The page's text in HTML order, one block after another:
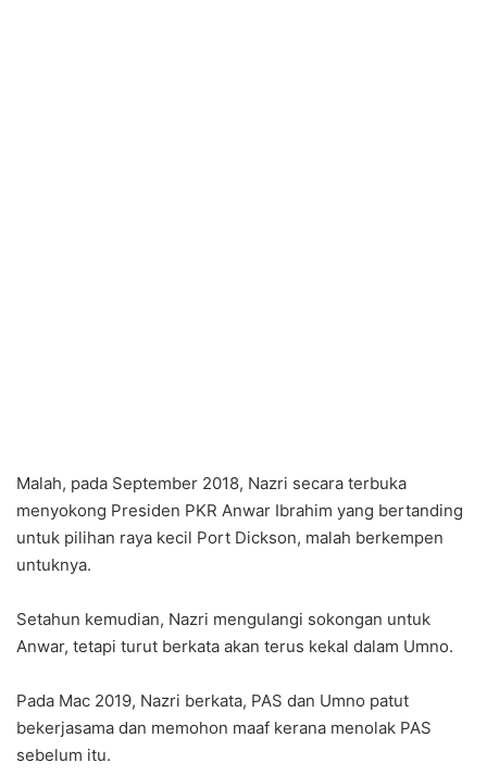
Malah, pada September 2018, Nazri secara terbuka
menyokong Presiden PKR Anwar Ibrahim yang bertanding
untuk pilihan raya kecil Port Dickson, malah berkempen
untuknya.
Setahun kemudian, Nazri mengulangi sokongan untuk
Anwar, tetapi turut berkata akan terus kekal dalam Umno.
Pada Mac 2019, Nazri berkata, PAS dan Umno patut
bekerjasama dan memohon maaf kerana menolak PAS
sebelum itu.